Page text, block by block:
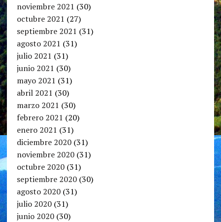
noviembre 2021 (30)
octubre 2021 (27)
septiembre 2021 (31)
agosto 2021 (31)
julio 2021 (31)
junio 2021 (30)
mayo 2021 (31)
abril 2021 (30)
marzo 2021 (30)
febrero 2021 (20)
enero 2021 (31)
diciembre 2020(31)
noviembre 2020(31)
octubre 2020(31)
septiembre 2020(30)
agosto 2020(31)
julio 2020(31)
junio 2020(30)